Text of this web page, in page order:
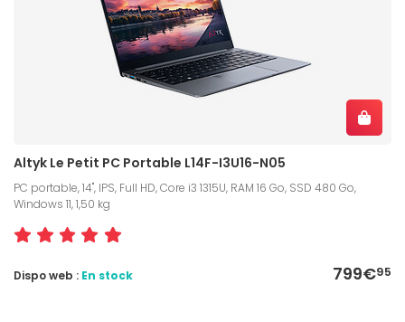
Altyk Le Petit PC Portable L14F-I3U16-N05
PC portable, 14", IPS, Full HD, Core i3 1315U, RAM 16 Go, SSD 480 Go,
Windows 11, 1,50 kg
799€95
Dispo web : En stock